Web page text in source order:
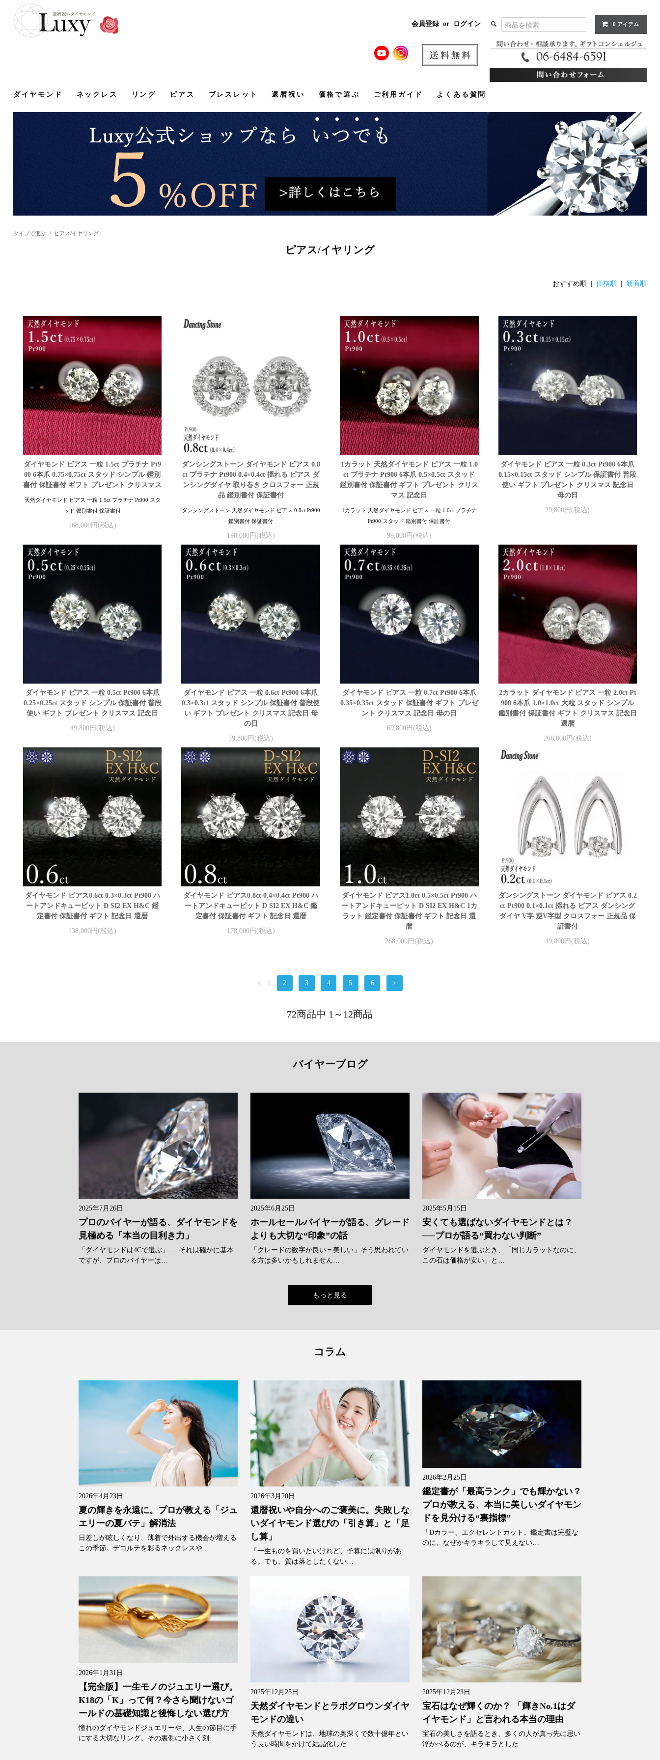
会員登録 or ログイン 0 アイテム
ダイヤモンド ネックレス リング ピアス ブレスレット 還暦祝い 価格で選ぶ ご利用ガイド よくある質問
タイプで選ぶ / ピアス/イヤリング
ピアス/イヤリング
おすすめ順 |価格順 新着順
ダイヤモンド ピアス 一粒 1.5ct プラチナ Pt9
00 6本爪 0.75×0.75ct スタッド シンプル 鑑別
書付 保証書付 ギフト プレゼント クリスマス
天然ダイヤモンド ピアス 一粒 1.5ct プラチナ Pt900 スタ
ッド 鑑別書付 保証書付
168,000円(税込)
ダンシングストーン ダイヤモンド ピアス 0.8
ct プラチナ Pt900 0.4×0.4ct 揺れる ピアス ダ
ンシングダイヤ 取り巻き クロスフォー 正規
品 鑑別書付 保証書付
ダンシングストーン 天然ダイヤモンド ピアス 0.8ct Pt900
鑑別書付 保証書付
198,000円(税込)
1カラット 天然ダイヤモンド ピアス 一粒 1.0
ct プラチナ Pt900 6本爪 0.5×0.5ct スタッド
鑑別書付 保証書付 ギフト プレゼント クリス
マス 記念日
1カラット 天然ダイヤモンド ピアス 一粒 1.0ct プラチナ
Pt900 スタッド 鑑別書付 保証書付
99,800円(税込)
ダイヤモンド ピアス 一粒 0.3ct Pt900 6本爪
0.15×0.15ct スタッド シンプル 保証書付 普段
使い ギフト プレゼント クリスマス 記念日
母の日
29,800円(税込)
ダイヤモンド ピアス 一粒 0.5ct Pt900 6本爪
0.25×0.25ct スタッド シンプル 保証書付 普段
使い ギフト プレゼント クリスマス 記念日
49,800円(税込)
ダイヤモンド ピアス 一粒 0.6ct Pt900 6本爪
0.3×0.3ct スタッド シンプル 保証書付 普段使
い ギフト プレゼント クリスマス 記念日 母
の日
59,800円(税込)
ダイヤモンド ピアス 一粒 0.7ct Pt900 6本爪
0.35×0.35ct スタッド 保証書付 ギフト プレゼ
ント クリスマス 記念日 母の日
69,800円(税込)
2カラット ダイヤモンド ピアス 一粒 2.0ct Pt
900 6本爪 1.0×1.0ct 大粒 スタッド シンプル
鑑別書付 保証書付 ギフト クリスマス 記念日
還暦
268,000円(税込)
ダイヤモンド ピアス0.6ct 0.3×0.3ct Pt900 ハ
ートアンドキューピット D SI2 EX H&C 鑑
定書付 保証書付 ギフト 記念日 還暦
138,000円(税込)
ダイヤモンド ピアス0.8ct 0.4×0.4ct Pt900 ハ
ートアンドキューピット D SI2 EX H&C 鑑
定書付 保証書付 ギフト 記念日 還暦
178,000円(税込)
ダイヤモンド ピアス1.0ct 0.5×0.5ct Pt900 ハ
ートアンドキューピット D SI2 EX H&C 1カ
ラット 鑑定書付 保証書付 ギフト 記念日 還
暦
268,000円(税込)
ダンシングストーン ダイヤモンド ピアス 0.2
ct Pt900 0.1×0.1ct 揺れる ピアス ダンシング
ダイヤ V字 逆V字型 クロスフォー 正規品 保
証書付
49,800円(税込)
< 1 2 3 4 5 6 >
72商品中 1～12商品
バイヤーブログ
2025年7月26日
プロのバイヤーが語る、ダイヤモンドを
見極める「本当の目利き力」
「ダイヤモンドは4Cで選ぶ」──それは確かに基本
ですが、プロのバイヤーは…
2025年6月25日
ホールセールバイヤーが語る、グレード
よりも大切な“印象”の話
「グレードの数字が良い＝美しい」そう思われてい
る方は多いかもしれません…
2025年5月15日
安くても選ばないダイヤモンドとは？
──プロが語る“買わない判断”
ダイヤモンドを選ぶとき、「同じカラットなのに、
この石は価格が安い」と…
もっと見る
コラム
2026年4月23日
夏の輝きを永遠に。プロが教える「ジュ
エリーの夏バテ」解消法
日差しが眩しくなり、薄着で外出する機会が増える
この季節。デコルテを彩るネックレスや…
2026年3月20日
還暦祝いや自分へのご褒美に。失敗しな
いダイヤモンド選びの「引き算」と「足
し算」
「一生ものを買いたいけれど、予算には限りがあ
る。でも、質は落としたくない…
2026年2月25日
鑑定書が「最高ランク」でも輝かない？
プロが教える、本当に美しいダイヤモン
ドを見分ける“裏指標”
「Dカラー、エクセレントカット。鑑定書は完璧な
のに、なぜかキラキラして見えない…
2026年1月31日
【完全版】一生モノのジュエリー選び。
K18の「K」って何？今さら聞けないゴ
ールドの基礎知識と後悔しない選び方
憧れのダイヤモンドジュエリーや、人生の節目に手
にする大切なリング。その裏側に小さく刻…
2025年12月25日
天然ダイヤモンドとラボグロウンダイヤ
モンドの違い
天然ダイヤモンドは、地球の奥深くで数十億年とい
う長い時間をかけて結晶化した…
2025年12月23日
宝石はなぜ輝くのか？ 「輝きNo.1はダ
イヤモンド」と言われる本当の理由
宝石の美しさを語るとき、多くの人が真っ先に思い
浮かべるのが、キラキラとした…